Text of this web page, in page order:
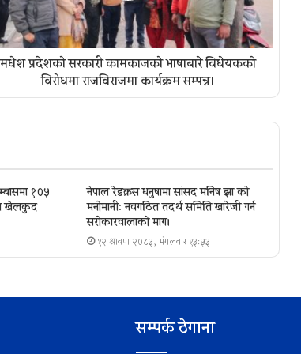
मधेश प्रदेशको सरकारी कामकाजको भाषाबारे विधेयकको
विरोधमा राजविराजमा कार्यक्रम सम्पन्न।
१०५
खेलकुद
नेपाल रेडक्रस धनुषामा सांसद मनिष झा को
मनोमानी: नवगठित तदर्थ समिति खारेजी गर्न
सरोकारवालाको माग।
१२ श्रावण २०८३, मंगलवार १३:५३
सम्पर्क ठेगाना